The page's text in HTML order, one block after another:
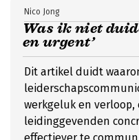
Was ik niet
en urgent’
Nico Jong
Dit artikel duidt
werkgeluk en
leidinggevenden